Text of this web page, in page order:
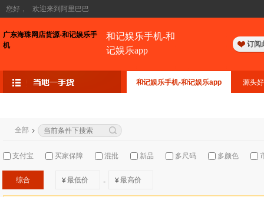
您好， 欢迎来到阿里巴巴
广东海珠网店货源-和记娱乐手
机
和记娱乐手机-和
记娱乐app
订阅
和记娱乐手机-和记娱乐app 源头
全部
支付宝 买家保障 混批 新品 多尺码 多颜色
综合 ¥ - ¥